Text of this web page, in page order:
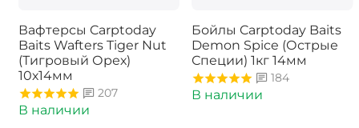
Вафтерсы Carptoday
Baits Wafters Tiger Nut
(Тигровый Орех)
10х14мм
207
В наличии
Бойлы Carptoday Baits
Demon Spice (Острые
Специи) 1кг 14мм
184
В наличии